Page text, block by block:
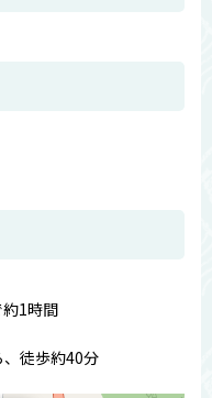
1時間
徒歩約40分